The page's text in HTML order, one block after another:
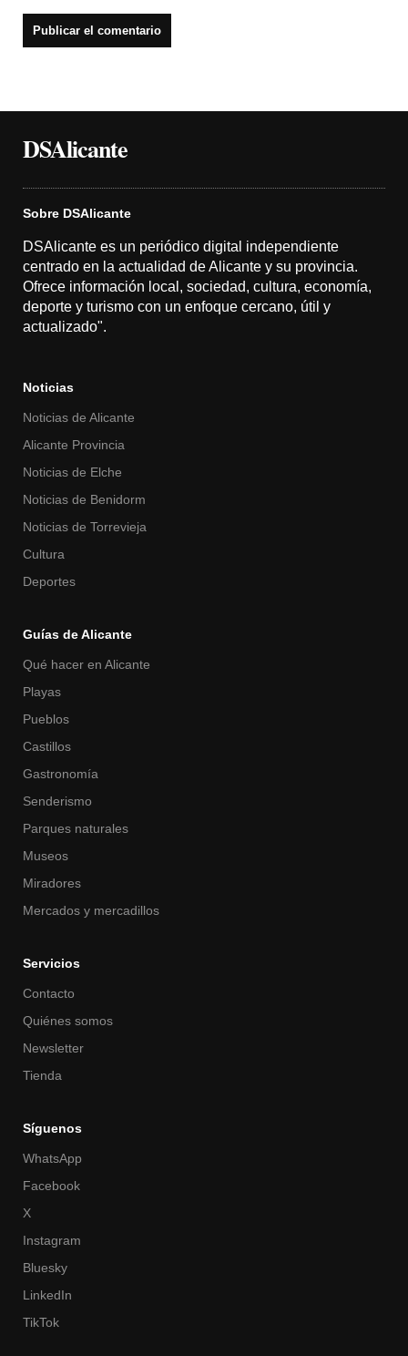
DSAlicante
Sobre DSAlicante
DSAlicante es un periódico digital independiente
centrado en la actualidad de Alicante y su provincia.
Ofrece información local, sociedad, cultura, economía,
deporte y turismo con un enfoque cercano, útil y
actualizado".
Noticias
Noticias de Alicante
Alicante Provincia
Noticias de Elche
Noticias de Benidorm
Noticias de Torrevieja
Cultura
Deportes
Guías de Alicante
Qué hacer en Alicante
Playas
Pueblos
Castillos
Gastronomía
Senderismo
Parques naturales
Museos
Miradores
Mercados y mercadillos
Servicios
Contacto
Quiénes somos
Newsletter
Tienda
Síguenos
WhatsApp
Facebook
X
Instagram
Bluesky
LinkedIn
TikTok